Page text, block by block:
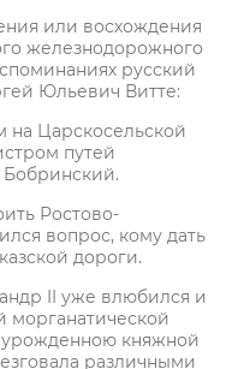
или восхождения
железнодорожного
русский
Юльевич Витте:
Царскосельской
путей
Ростово-
вопрос, кому дать
дороги.
II уже влюбился и
княжной
различными